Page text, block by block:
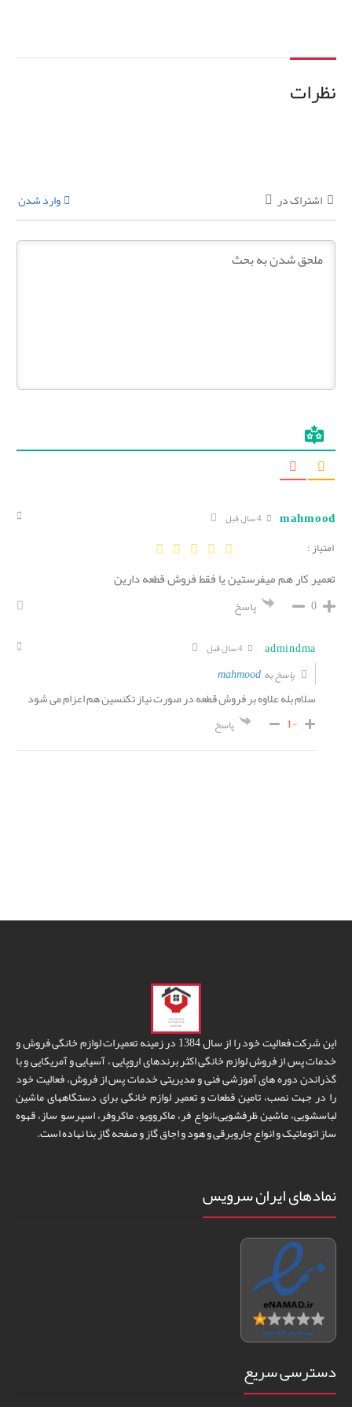
نظرات
اشتراک در وارد شدن
mahmood
امتیاز :
تعمیر کار هم میفرستین یا فقط فروش قطعه دارین
0
پاسخ
admindma
پاسخ بهmahmood
سلام بله علاوه بر فروش قطعه در صورت نیاز تکنسین هم اعزام می شود
-1 پاسخ
این شرکت فعالیت خود را از سال 1384 در زمینه تعمیرات لوازم خانگی فروش و
خدمات پس از فروش لوازم خانگی اکثر برندهای اروپایی ، آسیایی و آمریکایی و با
گذراندن دوره های آموزشی فنی و مدیریتی خدمات پس از فروش، فعالیت خود
را در جهت نصب، تامین قطعات و تعمیر لوازم خانگی برای دستگاههای ماشین
لباسشویی، ماشین ظرفشویی،انواع فر، ماکروویو، ماکروفر، اسپرسو ساز، قهوه
ساز اتوماتیک و انواع جاروبرقی و هود و اجاق گاز و صفحه گاز بنا نهاده است.
نمادهای ایران سرویس
دسترسی سریع